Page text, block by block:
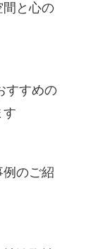
間と心の
すすめの
す
のご紹